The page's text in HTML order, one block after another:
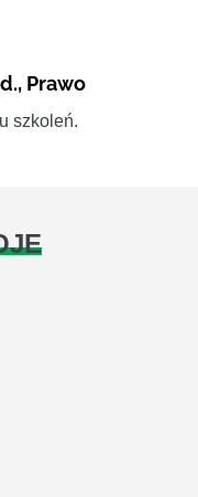
, Prawo
szkoleń.